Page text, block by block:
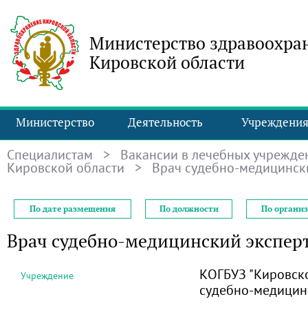
Министерство
Кировской области
Министерство Деятельность Учреждения
Специалистам > Вакансии в лечебных
Кировской области > Врач судебно-
По дате размещения По должности По
Врач судебно-медицинский
Учреждение
КОГБУЗ
судебно-